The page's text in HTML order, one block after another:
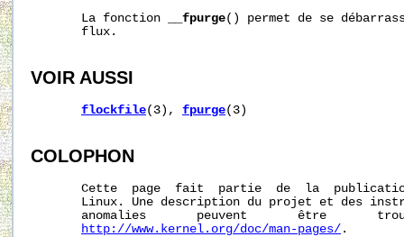
       La fonction
__fpurge() permet de se
       flux.
VOIR AUSSI
flockfile(3), fpurge(3)
COLOPHON
Cette  page  fait  partie  de  la
Linux. Une description du projet et des
anomalies       peuvent       être
http://www.kernel.org/doc/man-pages/ .